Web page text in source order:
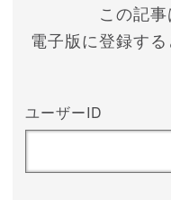
この記事
電子版に登録す
ユーザーID